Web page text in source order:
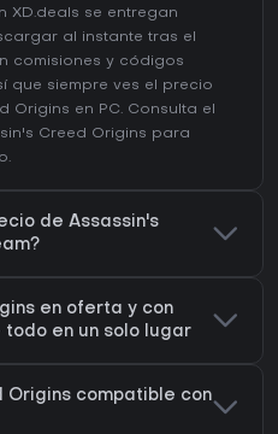
XD.deals se entregan
al instante tras el
comisiones y códigos
que siempre ves el precio
Origins en PC. Consulta el
Creed Origins para
de Assassin's
en oferta y con
en un solo lugar
Origins compatible con